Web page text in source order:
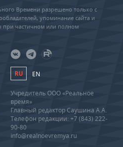
Времени разрешено только с
упоминание сайта и
при частичном или полном
RU EN
Учредитель ООО «Реальное
время»
Главный редактор Саушина А.А.
Телефон редакции: +7 (843) 222-
90-80
info@realnoevremya.ru